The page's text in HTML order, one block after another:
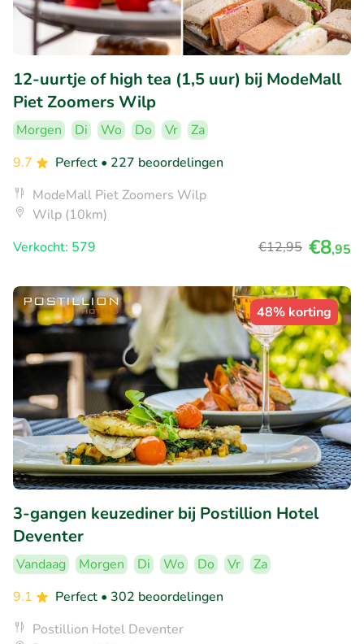
12-uurtje of high tea (1,5 uur) bij ModeMall
Piet Zoomers Wilp
Morgen Di Wo Do Vr
Za
9.7
Perfect • 227 beoordelingen
ModeMall Piet Zoomers Wilp
Wilp (10km)
Verkocht: 579
€12,95 €8,95
48% korting
3-gangen keuzediner bij Postillion Hotel
Deventer
Vandaag Morgen Di Wo Do Vr
Za
9.1
Perfect • 302 beoordelingen
Postillion Hotel Deventer